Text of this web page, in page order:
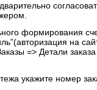
формирования
на
=> Детали
укажите номер